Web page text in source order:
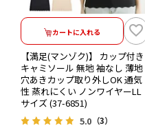
カートに入れる
【満足(マンゾク)】 カップ付き
キャミソール 無地 袖なし 薄地
穴あきカップ取り外しOK 通気
性 蒸れにくい ノンワイヤーLL
サイズ (37-6851)
5.0 （3）